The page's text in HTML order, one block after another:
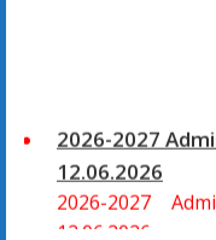
2026-2027
12.06.2026
2026-2027
12.06.2026